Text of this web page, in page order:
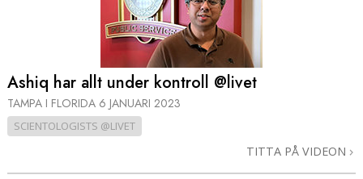
Ashiq har allt under kontroll @livet
TAMPA I FLORIDA 6 JANUARI 2023
SCIENTOLOGISTS @LIVET
TITTA PÅ VIDEON